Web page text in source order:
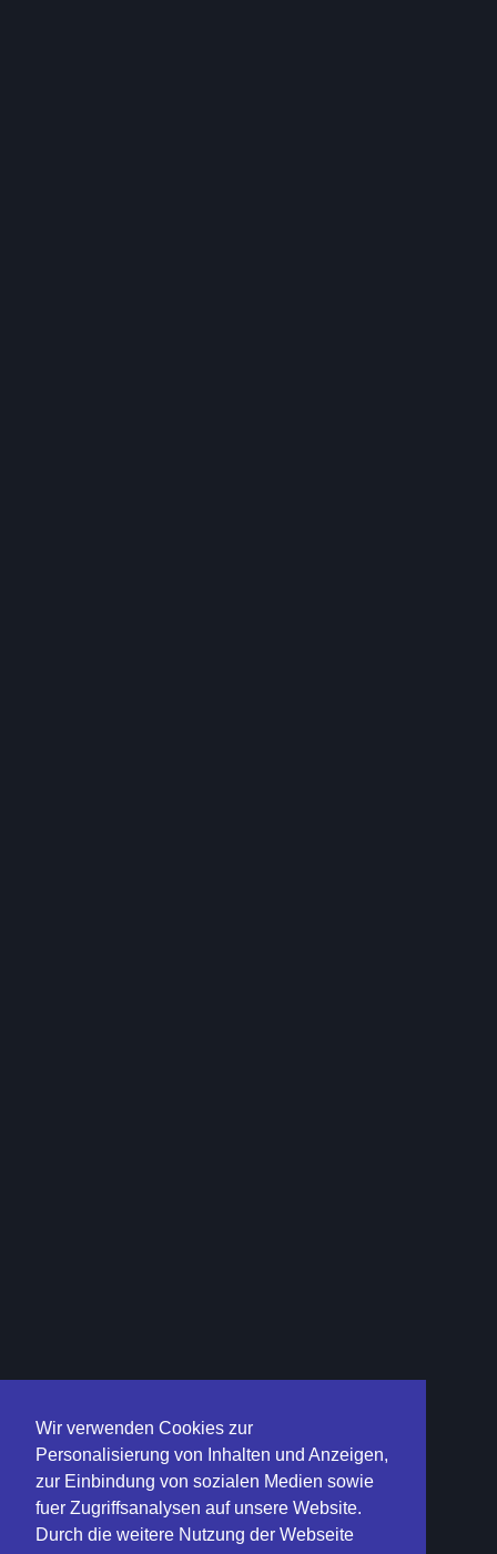
Wir verwenden Cookies zur
Personalisierung von Inhalten und Anzeigen,
zur Einbindung von sozialen Medien sowie
fuer Zugriffsanalysen auf unsere Website.
Durch die weitere Nutzung der Webseite